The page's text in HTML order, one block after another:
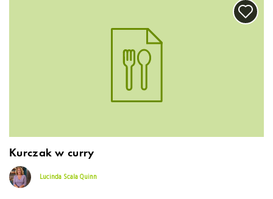
Kurczak w curry
Lucinda Scala Quinn